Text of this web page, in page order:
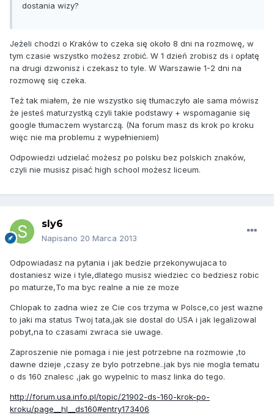
dostania wizy?
Jeżeli chodzi o Kraków to czeka się około 8 dni na rozmowę, w
tym czasie wszystko możesz zrobić. W 1 dzień zrobisz ds i opłatę
na drugi dzwonisz i czekasz to tyle. W Warszawie 1-2 dni na
rozmowę się czeka.
Też tak miałem, że nie wszystko się tłumaczyło ale sama mówisz
że jesteś maturzystką czyli takie podstawy + wspomaganie się
google tłumaczem wystarczą. (Na forum masz ds krok po kroku
więc nie ma problemu z wypełnieniem)
Odpowiedzi udzielać możesz po polsku bez polskich znaków,
czyli nie musisz pisać high school możesz liceum.
sly6
Napisano 20 Marca 2013
Odpowiadasz na pytania i jak bedzie przekonywujaca to
dostaniesz wize i tyle,dlatego musisz wiedziec co bedziesz robic
po maturze,To ma byc realne a nie ze moze
Chlopak to zadna wiez ze Cie cos trzyma w Polsce,co jest wazne
to jaki ma status Twoj tata,jak sie dostal do USA i jak legalizowal
pobyt,na to czasami zwraca sie uwage.
Zaproszenie nie pomaga i nie jest potrzebne na rozmowie ,to
dawne dzieje ,czasy ze bylo potrzebne..jak bys nie mogla tematu
o ds 160 znalesc ,jak go wypelnic to masz linka do tego.
http://forum.usa.info.pl/topic/21902-ds-160-krok-po-
kroku/page__hl__ds160#entry173406